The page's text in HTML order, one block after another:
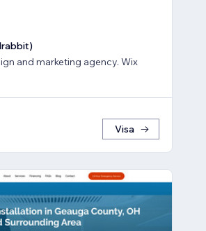
and marketing agency. Wix
Visa